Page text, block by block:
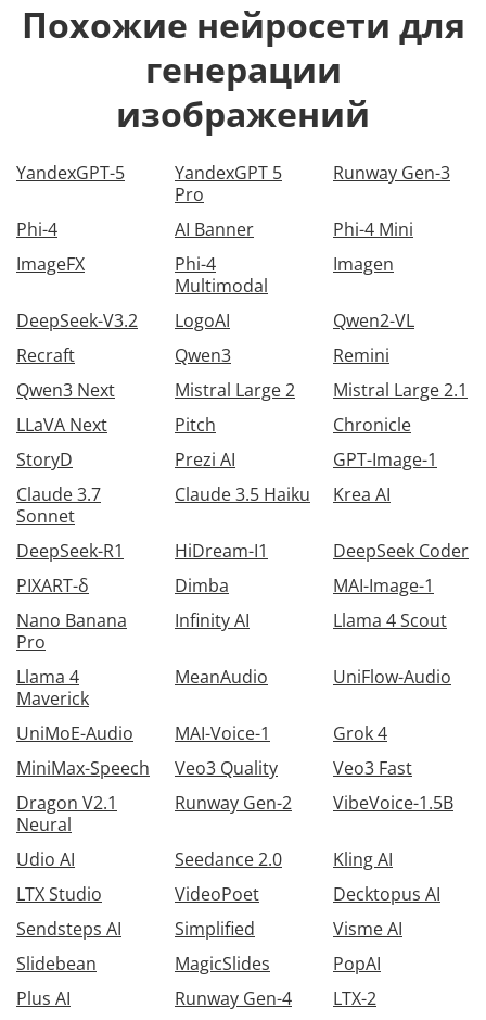
Похожие нейросети для
генерации
изображений
YandexGPT-5
YandexGPT 5
Pro
Runway Gen-3
Phi-4 AI Banner
Phi-4 Mini
ImageFX
Phi-4
Multimodal
Imagen
DeepSeek-V3.2 LogoAI
Qwen2-VL
Recraft
Qwen3
Remini
Qwen3 Next
Mistral Large 2
Mistral Large 2.1
LLaVA Next
Pitch
Chronicle
StoryD
Prezi AI
GPT-Image-1
Claude 3.7
Sonnet
Claude 3.5 Haiku Krea AI
DeepSeek-R1 HiDream-I1
DeepSeek Coder
PIXART-δ
Dimba
MAI-Image-1
Nano Banana
Pro
Infinity AI Llama 4 Scout
Llama 4
Maverick
MeanAudio UniFlow-Audio
UniMoE-Audio MAI-Voice-1
Grok 4
MiniMax-Speech
Veo3 Quality
Veo3 Fast
Dragon V2.1
Neural
Runway Gen-2 VibeVoice-1.5B
Udio AI Seedance 2.0
Kling AI
LTX Studio
VideoPoet
Decktopus AI
Sendsteps AI
Simplified
Visme AI
Slidebean
MagicSlides
PopAI
Plus AI
Runway Gen-4
LTX-2